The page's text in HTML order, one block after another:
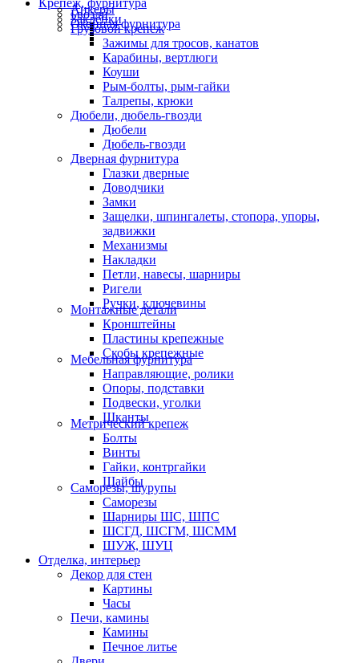
Анкеры
Гвозди
Заклепки
Оконная фурнитура
Грузовой крепеж
Зажимы для тросов, канатов
Карабины, вертлюги
Коуши
Рым-болты, рым-гайки
Талрепы, крюки
Дюбели, дюбель-гвозди
Дюбели
Дюбель-гвозди
Дверная фурнитура
Глазки дверные
Доводчики
Замки
Защелки, шпингалеты, стопора, упоры,
задвижки
Механизмы
Накладки
Петли, навесы, шарниры
Ригели
Ручки, ключевины
Монтажные детали
Кронштейны
Пластины крепежные
Скобы крепежные
Мебельная фурнитура
Направляющие, ролики
Опоры, подставки
Подвески, уголки
Шканты
Метрический крепеж
Болты
Винты
Гайки, контргайки
Шайбы
Саморезы, шурупы
Саморезы
Шарниры ШС, ШПС
ШСГД, ШСГМ, ШСММ
ШУЖ, ШУЦ
Отделка, интерьер
Декор для стен
Картины
Часы
Печи, камины
Камины
Печное литье